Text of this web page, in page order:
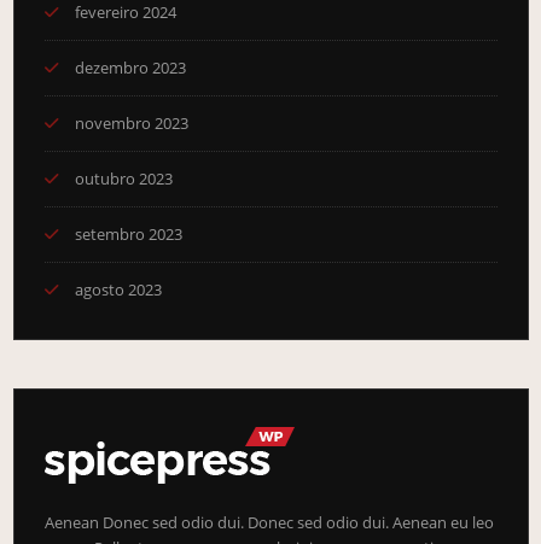
fevereiro 2024
dezembro 2023
novembro 2023
outubro 2023
setembro 2023
agosto 2023
Aenean Donec sed odio dui. Donec sed odio dui. Aenean eu leo